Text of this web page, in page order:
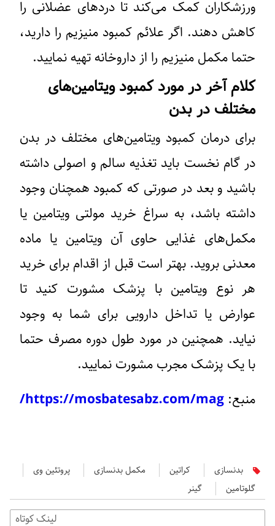
ورزشکاران کمک می‌کند تا دردهای عضلانی را
کاهش دهند. اگر علائم کمبود منیزیم را دارید،
حتما مکمل منیزیم را از داروخانه تهیه نمایید.
کلام آخر در مورد کمبود ویتامین‌های
مختلف در بدن
برای درمان کمبود ویتامین‌های مختلف در بدن
در گام نخست باید تغذیه سالم و اصولی داشته
باشید و بعد در صورتی که کمبود همچنان وجود
داشته باشد، به سراغ خرید مولتی ویتامین یا
مکمل‌های غذایی حاوی آن ویتامین یا ماده
معدنی بروید. بهتر است قبل از اقدام برای خرید
هر نوع ویتامین با پزشک مشورت کنید تا
عوارض یا تداخل دارویی برای شما به وجود
نیاید. همچنین در مورد طول دوره مصرف حتما
با یک پزشک مجرب مشورت نمایید.
منبع: https://mosbatesabz.com/mag/
بدنسازی کراتین مکمل بدنسازی
پروتئین وی
گلوتامین
گینر
لینک کوتاه